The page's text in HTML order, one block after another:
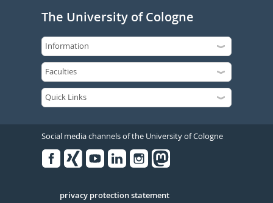
The University of Cologne
Social media channels of the University of Cologne
Serivce
privacy protection statement